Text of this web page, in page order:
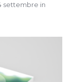
settembre in